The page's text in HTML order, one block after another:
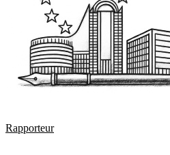
Rapporteur